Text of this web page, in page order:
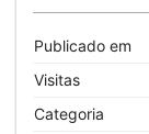
Publicado em
Visitas
Categoria